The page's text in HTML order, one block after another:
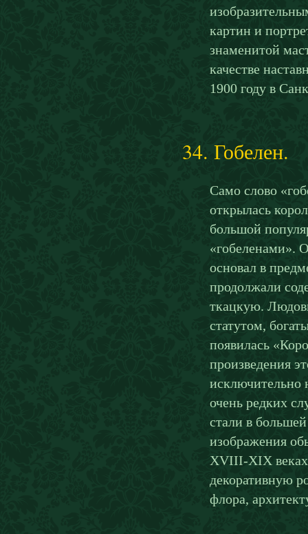
картин и
знаменитой
качестве
1900 году в
34. Гобелен.
Само слово
открылась
большой
«гобеленами».
основал в
продолжали
ткацкую.
статутом,
появилась
произведения
исключительно
очень редких
стали в
изображения
XVIII-XIX веках
декоративную
флора,